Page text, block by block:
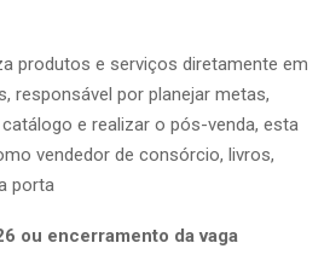
produtos e serviços diretamente em
responsável por planejar metas,
e realizar o pós-venda, esta
vendedor de consórcio, livros,
porta
ou encerramento da vaga